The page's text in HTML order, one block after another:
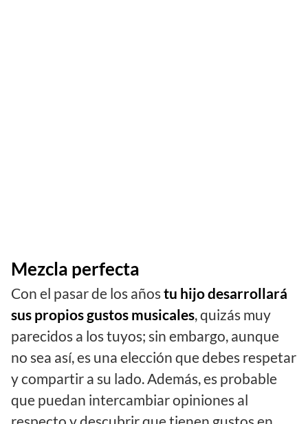
Mezcla perfecta
Con el pasar de los añostu hijo desarrollará
sus propios gustos musicales, quizás muy
parecidos a los tuyos; sin embargo, aunque
no sea así, es una elección que debes respetar
y compartir a su lado. Además, es probable
que puedan intercambiar opiniones al